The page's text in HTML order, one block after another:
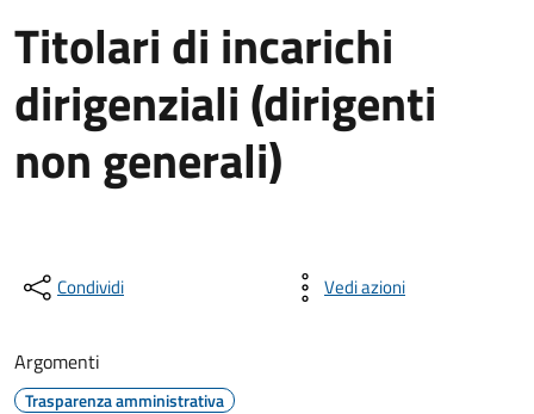
Titolari di incarichi
dirigenziali (dirigenti
non generali)
Condividi Vedi azioni
Argomenti
Trasparenza amministrativa